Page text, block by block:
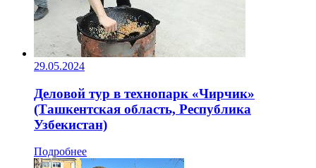
29.05.2024
Деловой тур в технопарк «Чирчик»
(Ташкентская область, Республика
Узбекистан)
Подробнее